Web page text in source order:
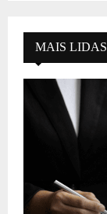
MAIS LIDAS